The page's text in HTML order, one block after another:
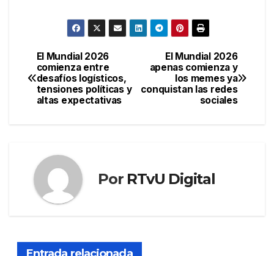
Navegación
de
entradas
El Mundial 2026
apenas comienza y
los memes ya
conquistan las redes
sociales
El Mundial 2026
comienza entre
desafíos logísticos,
tensiones políticas y
altas expectativas
Por RTvU Digital